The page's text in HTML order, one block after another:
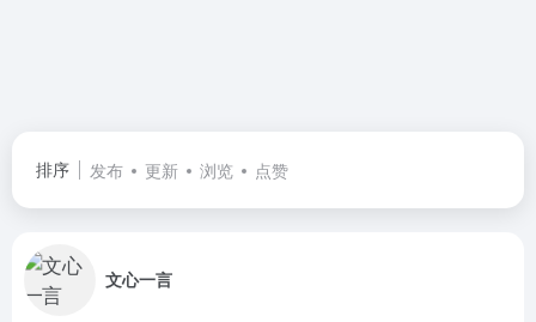
排序 发布 更新 浏览 点赞
文心一言